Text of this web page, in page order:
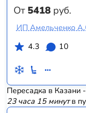
От 5418 руб.
ИП Амельченко
4.3
10
Пересадка в Казани
23 часа 15 минутв